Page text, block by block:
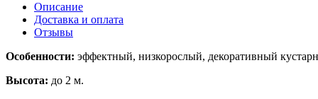
Описание
Доставка и оплата
Отзывы
Особенности: эффектный, низкорослый, декоративный
Высота: до 2 м.